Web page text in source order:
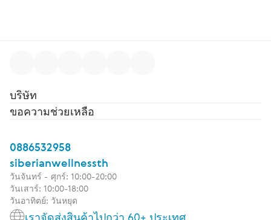
บริษัท
ขอความช่วยเหลือ
0886532958
siberianwellnessth
วันจันทร์ - ศุกร์: 10:00-20:00
วันเสาร์: 10:00-18:00
วันอาทิตย์: วันหยุด
เราจัดส่งสินค้าไปกว่า 60+ ประเทศ